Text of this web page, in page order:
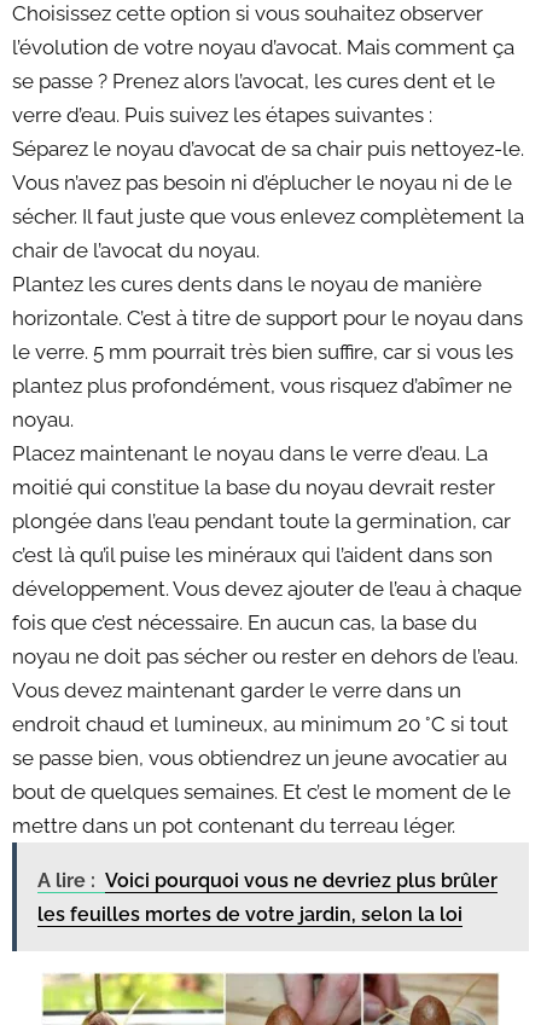
Choisissez cette option si vous souhaitez observer
l’évolution de votre noyau d’avocat. Mais comment ça
se passe ? Prenez alors l’avocat, les cures dent et le
verre d’eau. Puis suivez les étapes suivantes :
Séparez le noyau d’avocat de sa chair puis nettoyez-le.
Vous n’avez pas besoin ni d’éplucher le noyau ni de le
sécher. Il faut juste que vous enlevez complètement la
chair de l’avocat du noyau.
Plantez les cures dents dans le noyau de manière
horizontale. C’est à titre de support pour le noyau dans
le verre. 5 mm pourrait très bien suffire, car si vous les
plantez plus profondément, vous risquez d’abîmer ne
noyau.
Placez maintenant le noyau dans le verre d’eau. La
moitié qui constitue la base du noyau devrait rester
plongée dans l’eau pendant toute la germination, car
c’est là qu’il puise les minéraux qui l’aident dans son
développement. Vous devez ajouter de l’eau à chaque
fois que c’est nécessaire. En aucun cas, la base du
noyau ne doit pas sécher ou rester en dehors de l’eau.
Vous devez maintenant garder le verre dans un
endroit chaud et lumineux, au minimum 20 °C si tout
se passe bien, vous obtiendrez un jeune avocatier au
bout de quelques semaines. Et c’est le moment de le
mettre dans un pot contenant du terreau léger.
A lire : Voici pourquoi vous ne devriez plus brûler
les feuilles mortes de votre jardin, selon la loi